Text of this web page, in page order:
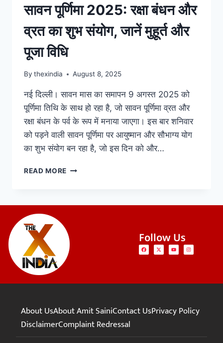
सावन पूर्णिमा 2025: रक्षा बंधन और
व्रत का शुभ संयोग, जानें मुहूर्त और
पूजा विधि
By thexindia August 8, 2025
नई दिल्ली। सावन मास का समापन 9 अगस्त 2025 को
पूर्णिमा तिथि के साथ हो रहा है, जो सावन पूर्णिमा व्रत और
रक्षा बंधन के पर्व के रूप में मनाया जाएगा। इस बार शनिवार
को पड़ने वाली सावन पूर्णिमा पर आयुष्मान और सौभाग्य योग
का शुभ संयोग बन रहा है, जो इस दिन को और…
READ MORE
Follow Us
About UsAbout Amit SainiContact UsPrivacy Policy
DisclaimerComplaint Redressal